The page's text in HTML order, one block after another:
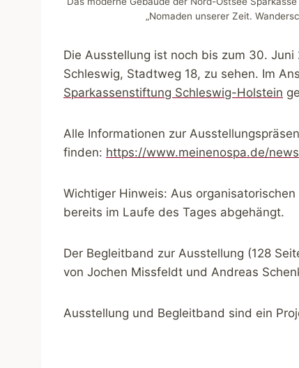
„Nomaden unserer Zeit.
Die Ausstellung ist noch bis zum 30.
Schleswig, Stadtweg 18, zu sehen. Im
Sparkassenstiftung Schleswig-Holstein
Alle Informationen zur
finden: https://www.meinenospa.de/
Wichtiger Hinweis: Aus
bereits im Laufe des Tages abgehängt.
Der Begleitband zur Ausstellung (128
von Jochen Missfeldt und Andreas
Ausstellung und Begleitband sind ein